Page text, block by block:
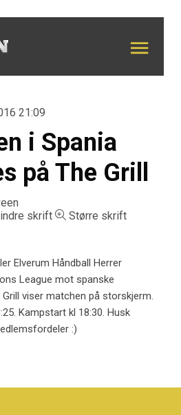
21:09
i Spania
på The Grill
skrift
Større skrift
Elverum Håndball Herrer
League mot spanske
Grill viser matchen på storskjerm.
Kampstart kl 18:30. Husk
:)